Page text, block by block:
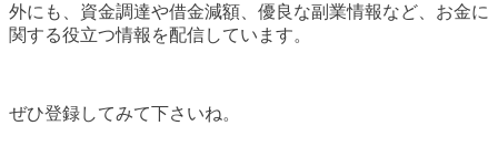
外にも、資金調達や借金減額、優良な副業情報など、お金に
関する役立つ情報を配信しています。
ぜひ登録してみて下さいね。